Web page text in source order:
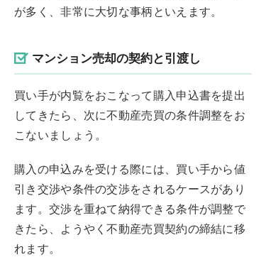
が多く、非常に大切な事柄といえます。
マンション売却の契約と引渡し
買い手が内覧をおこなって購入申込書を提出
してきたら、次に不動産売買の条件調整をお
こないましょう。
購入の申込みを受ける際には、買い手から値
引き交渉や条件の交渉をされるケースがあり
ます。交渉を重ねて納得できる条件が調整で
きたら、ようやく不動産売買契約の締結に移
れます。